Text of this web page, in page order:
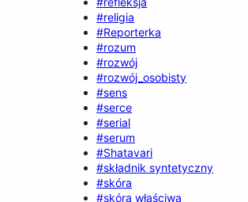
#religia
#Reporterka
#rozum
#rozwój
#rozwój_osobisty
#sens
#serce
#serial
#serum
#Shatavari
#składnik syntetyczny
#skóra
#skóra właściwa